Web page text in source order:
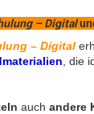
– Digital
– Digital
, die
auch andere